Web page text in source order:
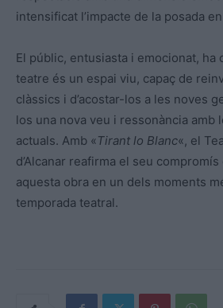
intensificat l’impacte de la posada
El públic, entusiasta i emocionat, ha
teatre és un espai viu, capaç de
clàssics i d’acostar-los a les noves
los una nova veu i ressonància amb
actuals. Amb «Tirant lo Blanc«, el
d’Alcanar reafirma el seu
aquesta obra en un dels moments
temporada teatral.